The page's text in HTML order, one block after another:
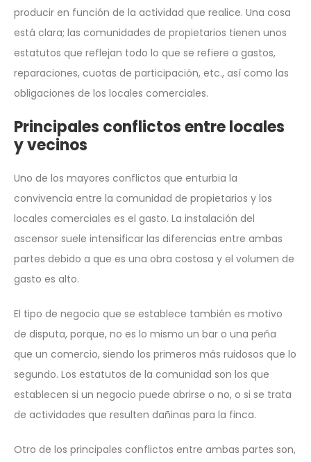
producir en función de la actividad que realice. Una cosa
está clara; las comunidades de propietarios tienen unos
estatutos que reflejan todo lo que se refiere a gastos,
reparaciones, cuotas de participación, etc., así como las
obligaciones de los locales comerciales.
Principales conflictos entre locales
y vecinos
Uno de los mayores conflictos que enturbia la
convivencia entre la comunidad de propietarios y los
locales comerciales es el gasto. La instalación del
ascensor suele intensificar las diferencias entre ambas
partes debido a que es una obra costosa y el volumen de
gasto es alto.
El tipo de negocio que se establece también es motivo
de disputa, porque, no es lo mismo un bar o una peña
que un comercio, siendo los primeros más ruidosos que lo
segundo. Los estatutos de la comunidad son los que
establecen si un negocio puede abrirse o no, o si se trata
de actividades que resulten dañinas para la finca.
Otro de los principales conflictos entre ambas partes son,